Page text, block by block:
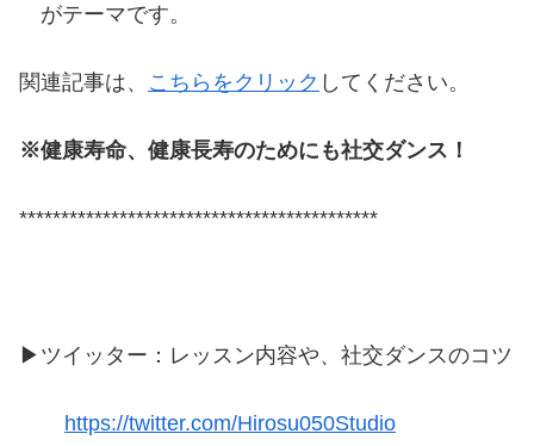
がテーマです。
関連記事は、 こちらをクリック してください。
※健康寿命、健康長寿のためにも社交ダンス！
*******************************************
▶ツイッター：レッスン内容や、社交ダンスのコツ
https://twitter.com/Hirosu050Studio